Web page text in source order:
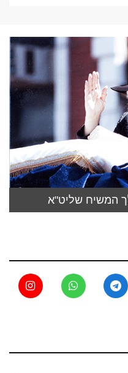
המשיח שליט"א